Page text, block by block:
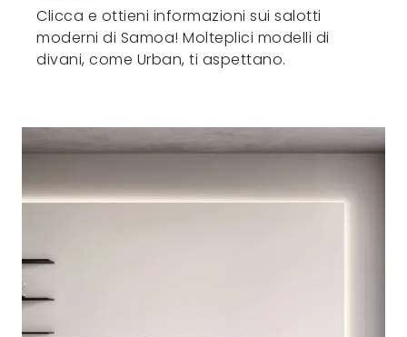
Clicca e ottieni informazioni sui salotti
moderni di Samoa! Molteplici modelli di
divani, come Urban, ti aspettano.